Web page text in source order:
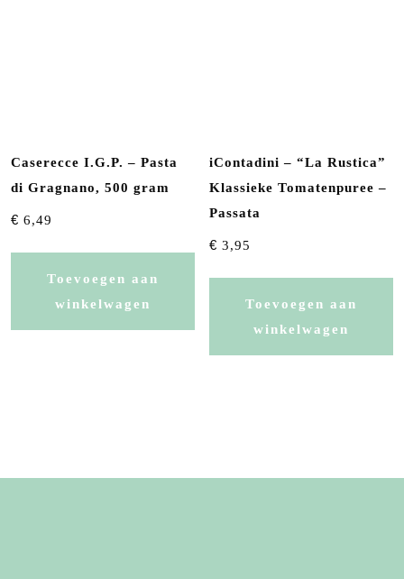
Caserecce I.G.P. – Pasta
di Gragnano, 500 gram
€ 6,49
Toevoegen aan
winkelwagen
iContadini – “La Rustica”
Klassieke Tomatenpuree –
Passata
€ 3,95
Toevoegen aan
winkelwagen